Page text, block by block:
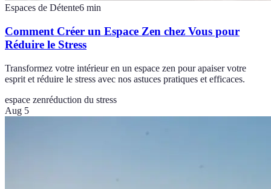
Espaces de Détente6 min
Comment Créer un Espace Zen chez Vous pour
Réduire le Stress
Transformez votre intérieur en un espace zen pour apaiser votre
esprit et réduire le stress avec nos astuces pratiques et efficaces.
espace zenréduction du stress
Aug 5